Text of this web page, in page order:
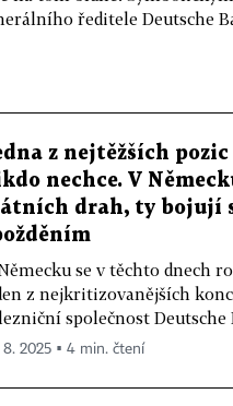
ředitele Deutsche
z nejtěžších
nechce. V
drah, ty bojují
se v těchto dnech
z nejkritizovanějších
společnost Deutsche
8. 2025 ▪ 4 min. čtení